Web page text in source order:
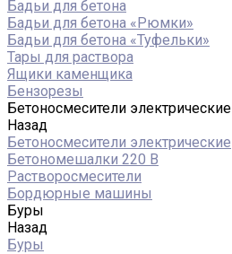
Бадьи для бетона
Бадьи для бетона «Рюмки»
Бадьи для бетона «Туфельки»
Тары для раствора
Ящики каменщика
Бензорезы
Бетоносмесители электрические
Назад
Бетоносмесители электрические
Бетономешалки 220 В
Растворосмесители
Бордюрные машины
Буры
Назад
Буры